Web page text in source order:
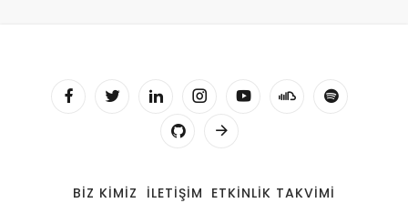
BIZ KIMIZ İLETIŞIM ETKINLIK TAKVIMI